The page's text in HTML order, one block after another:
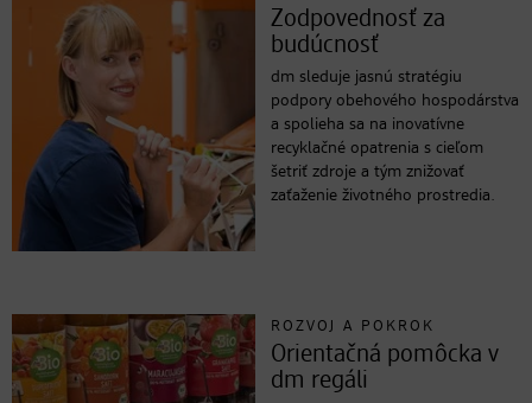
Zodpovednosť za
budúcnosť
dm sleduje jasnú stratégiu
podpory obehového hospodárstva
a spolieha sa na inovatívne
recyklačné opatrenia s cieľom
šetriť zdroje a tým znižovať
zaťaženie životného prostredia.
ROZVOJ A POKROK
Orientačná pomôcka v
dm regáli